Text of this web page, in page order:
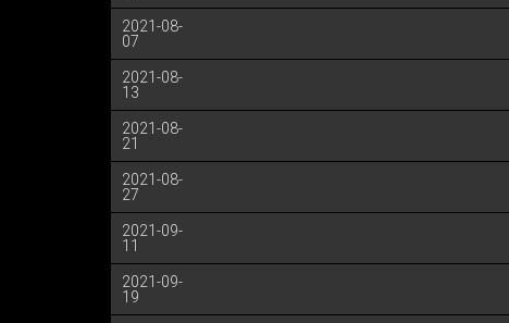
2021-08-
07
2021-08-
13
2021-08-
21
2021-08-
27
2021-09-
11
2021-09-
19